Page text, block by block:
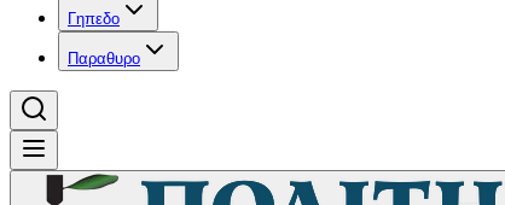
Γηπεδο
Παραθυρο